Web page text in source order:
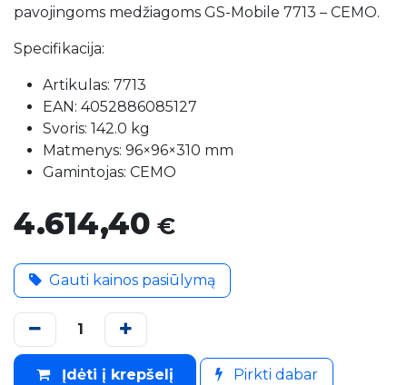
pavojingoms medžiagoms GS-Mobile 7713 – CEMO.
Specifikacija:
Artikulas: 7713
EAN: 4052886085127
Svoris: 142.0 kg
Matmenys: 96×96×310 mm
Gamintojas: CEMO
4.614,40 €
Gauti kainos pasiūlymą
Įdėti į krepšelį Pirkti dabar